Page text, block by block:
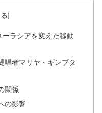
ラシアを変えた移動
唱者マリヤ・ギンブタ
関係
の影響